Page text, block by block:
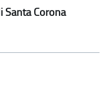
Santa Corona